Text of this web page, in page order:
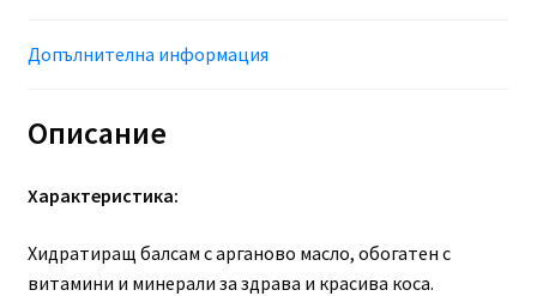
Допълнителна информация
Описание
Характеристика:
Хидратиращ балсам с арганово масло, обогатен с
витамини и минерали за здрава и красива коса.